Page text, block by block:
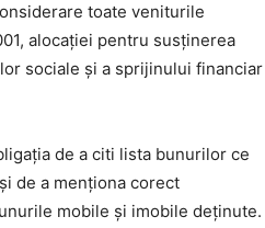
toate veniturile
alocației pentru susținerea
sociale și a sprijinului financiar
de a citi lista bunurilor ce
de a menționa corect
mobile și imobile deținute.